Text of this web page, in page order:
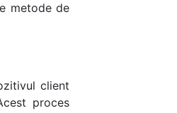
metode de
client
proces